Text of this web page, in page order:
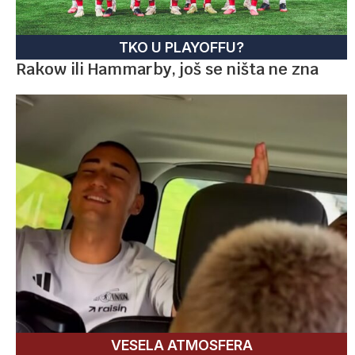
TKO U PLAYOFFU?
Rakow ili Hammarby, još se ništa ne zna
VESELA ATMOSFERA